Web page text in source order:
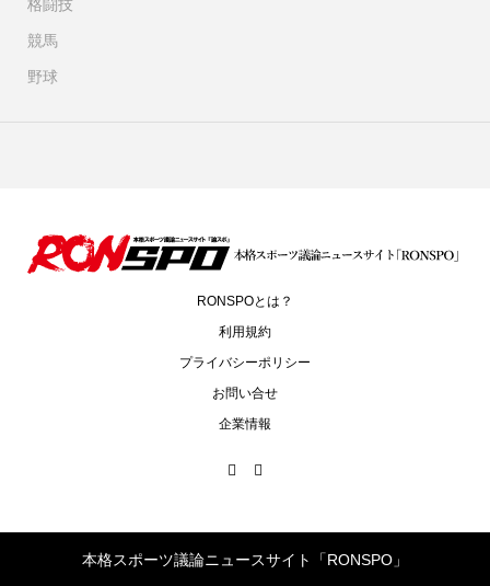
格闘技
競馬
野球
RONSPOとは？
利用規約
プライバシーポリシー
お問い合せ
企業情報
本格スポーツ議論ニュースサイト「RONSPO」